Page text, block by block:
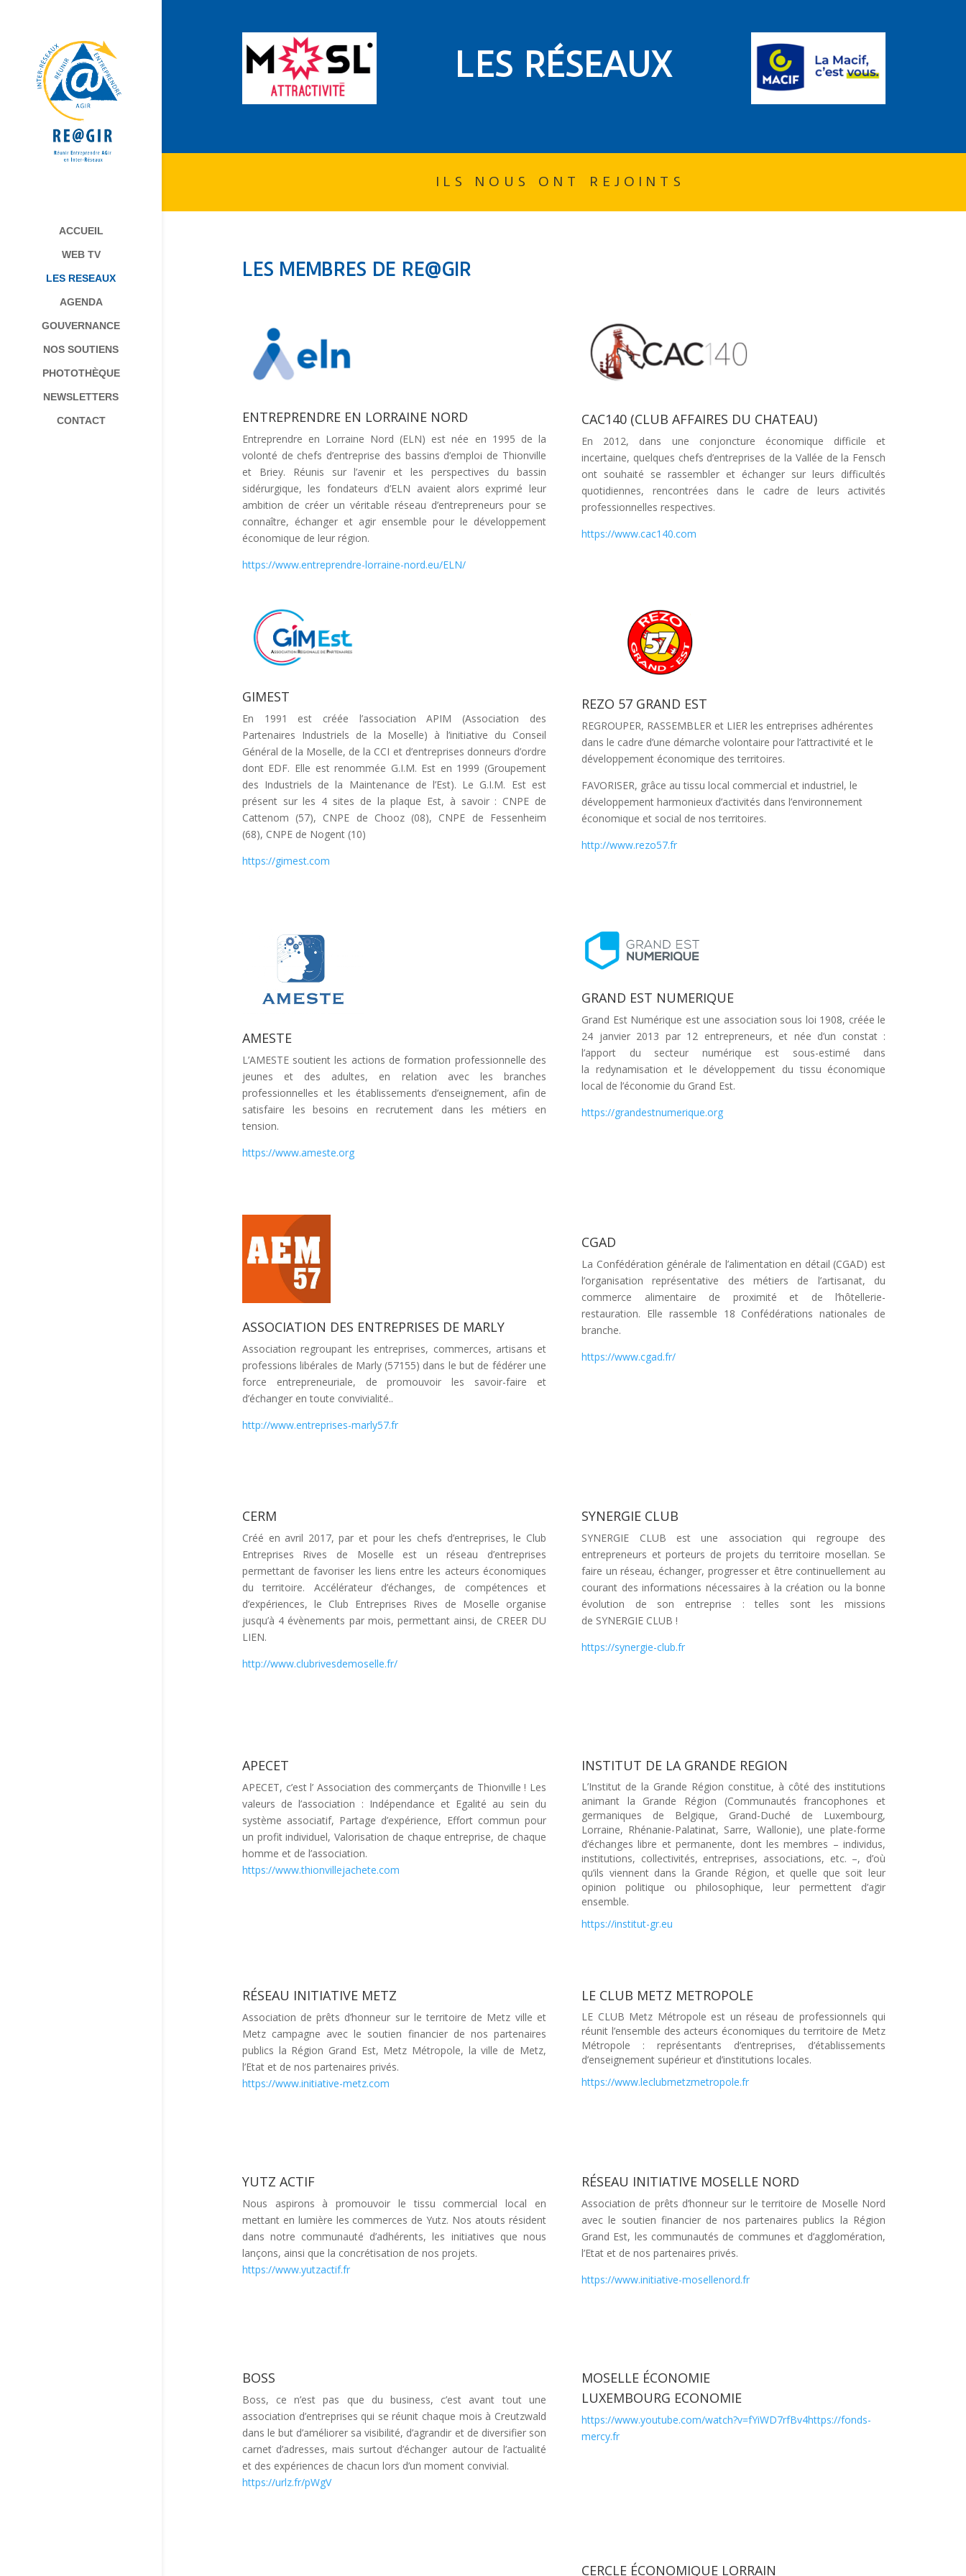
ACCUEIL
WEB TV
LES RESEAUX
AGENDA
GOUVERNANCE
NOS SOUTIENS
PHOTOTHÈQUE
NEWSLETTERS
CONTACT
LES RÉSEAUX
ILS NOUS ONT REJOINTS
LES MEMBRES DE RE@GIR
ENTREPRENDRE EN LORRAINE NORD
Entreprendre en Lorraine Nord (ELN) est née en 1995 de la
volonté de chefs d’entreprise des bassins d’emploi de Thionville
et Briey. Réunis sur l’avenir et les perspectives du bassin
sidérurgique, les fondateurs d’ELN avaient alors exprimé leur
ambition de créer un véritable réseau d’entrepreneurs pour se
connaître, échanger et agir ensemble pour le développement
économique de leur région.
https://www.entreprendre-lorraine-nord.eu/ELN/
CAC140 (CLUB AFFAIRES DU CHATEAU)
En 2012, dans une conjoncture économique difficile et
incertaine, quelques chefs d’entreprises de la Vallée de la Fensch
ont souhaité se rassembler et échanger sur leurs difficultés
quotidiennes, rencontrées dans le cadre de leurs activités
professionnelles respectives.
https://www.cac140.com
GIMEST
En 1991 est créée l’association APIM (Association des
Partenaires Industriels de la Moselle) à l’initiative du Conseil
Général de la Moselle, de la CCI et d’entreprises donneurs d’ordre
dont EDF. Elle est renommée G.I.M. Est en 1999 (Groupement
des Industriels de la Maintenance de l’Est). Le G.I.M. Est est
présent sur les 4 sites de la plaque Est, à savoir : CNPE de
Cattenom (57), CNPE de Chooz (08), CNPE de Fessenheim
(68), CNPE de Nogent (10)
https://gimest.com
REZO 57 GRAND EST
REGROUPER, RASSEMBLER et LIER les entreprises adhérentes
dans le cadre d’une démarche volontaire pour l’attractivité et le
développement économique des territoires.
FAVORISER, grâce au tissu local commercial et industriel, le
développement harmonieux d’activités dans l’environnement
économique et social de nos territoires.
http://www.rezo57.fr
AMESTE
L’AMESTE soutient les actions de formation professionnelle des
jeunes et des adultes, en relation avec les branches
professionnelles et les établissements d’enseignement, afin de
satisfaire les besoins en recrutement dans les métiers en
tension.
https://www.ameste.org
GRAND EST NUMERIQUE
Grand Est Numérique est une association sous loi 1908, créée le
24 janvier 2013 par 12 entrepreneurs, et née d’un constat :
l’apport du secteur numérique est sous-estimé dans
la redynamisation et le développement du tissu économique
local de l’économie du Grand Est.
https://grandestnumerique.org
ASSOCIATION DES ENTREPRISES DE MARLY
Association regroupant les entreprises, commerces, artisans et
professions libérales de Marly (57155) dans le but de fédérer une
force entrepreneuriale, de promouvoir les savoir-faire et
d’échanger en toute convivialité..
http://www.entreprises-marly57.fr
CGAD
La Confédération générale de l’alimentation en détail (CGAD) est
l’organisation représentative des métiers de l’artisanat, du
commerce alimentaire de proximité et de l’hôtellerie-
restauration. Elle rassemble 18 Confédérations nationales de
branche.
https://www.cgad.fr/
CERM
Créé en avril 2017, par et pour les chefs d’entreprises, le Club
Entreprises Rives de Moselle est un réseau d’entreprises
permettant de favoriser les liens entre les acteurs économiques
du territoire. Accélérateur d’échanges, de compétences et
d’expériences, le Club Entreprises Rives de Moselle organise
jusqu’à 4 évènements par mois, permettant ainsi, de CREER DU
LIEN.
http://www.clubrivesdemoselle.fr/
SYNERGIE CLUB
SYNERGIE CLUB est une association qui regroupe des
entrepreneurs et porteurs de projets du territoire mosellan. Se
faire un réseau, échanger, progresser et être continuellement au
courant des informations nécessaires à la création ou la bonne
évolution de son entreprise : telles sont les missions
de SYNERGIE CLUB !
https://synergie-club.fr
APECET
APECET, c’est l’ Association des commerçants de Thionville ! Les
valeurs de l’association : Indépendance et Egalité au sein du
système associatif, Partage d’expérience, Effort commun pour
un profit individuel, Valorisation de chaque entreprise, de chaque
homme et de l’association.
https://www.thionvillejachete.com
INSTITUT DE LA GRANDE REGION
L’Institut de la Grande Région constitue, à côté des institutions
animant la Grande Région (Communautés francophones et
germaniques de Belgique, Grand-Duché de Luxembourg,
Lorraine, Rhénanie-Palatinat, Sarre, Wallonie), une plate-forme
d’échanges libre et permanente, dont les membres – individus,
institutions, collectivités, entreprises, associations, etc. –, d’où
qu’ils viennent dans la Grande Région, et quelle que soit leur
opinion politique ou philosophique, leur permettent d’agir
ensemble.
https://institut-gr.eu
RÉSEAU INITIATIVE METZ
Association de prêts d’honneur sur le territoire de Metz ville et
Metz campagne avec le soutien financier de nos partenaires
publics la Région Grand Est, Metz Métropole, la ville de Metz,
l’Etat et de nos partenaires privés.
https://www.initiative-metz.com
LE CLUB METZ METROPOLE
LE CLUB Metz Métropole est un réseau de professionnels qui
réunit l’ensemble des acteurs économiques du territoire de Metz
Métropole : représentants d’entreprises, d’établissements
d’enseignement supérieur et d’institutions locales.
https://www.leclubmetzmetropole.fr
YUTZ ACTIF
Nous aspirons à promouvoir le tissu commercial local en
mettant en lumière les commerces de Yutz. Nos atouts résident
dans notre communauté d’adhérents, les initiatives que nous
lançons, ainsi que la concrétisation de nos projets.
https://www.yutzactif.fr
RÉSEAU INITIATIVE MOSELLE NORD
Association de prêts d’honneur sur le territoire de Moselle Nord
avec le soutien financier de nos partenaires publics la Région
Grand Est, les communautés de communes et d’agglomération,
l’Etat et de nos partenaires privés.
https://www.initiative-mosellenord.fr
BOSS
Boss, ce n’est pas que du business, c’est avant tout une
association d’entreprises qui se réunit chaque mois à Creutzwald
dans le but d’améliorer sa visibilité, d’agrandir et de diversifier son
carnet d’adresses, mais surtout d’échanger autour de l’actualité
et des expériences de chacun lors d’un moment convivial.
https://urlz.fr/pWgV
MOSELLE ÉCONOMIE
LUXEMBOURG ECONOMIE
https://www.youtube.com/watch?v=fYiWD7rfBv4https://fonds-
mercy.fr
CERCLE ÉCONOMIQUE LORRAIN